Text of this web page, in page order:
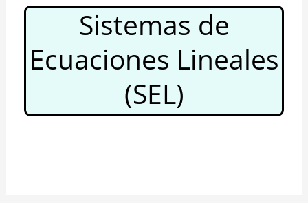
Sistemas de
Ecuaciones Lineales
(SEL)